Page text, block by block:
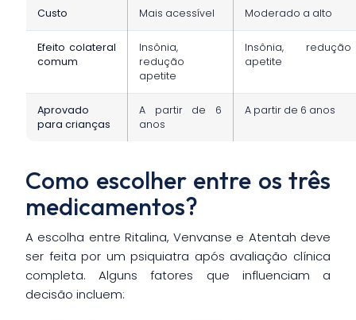
Custo Mais acessível Moderado a alto
Efeito colateral
comum
Insônia,
redução
apetite
Insônia, redução
apetite
Aprovado
para crianças
A partir de 6
anos
A partir de 6 anos
Como escolher entre os três
medicamentos?
A escolha entre Ritalina, Venvanse e Atentah deve
ser feita por um psiquiatra após avaliação clínica
completa. Alguns fatores que influenciam a
decisão incluem: